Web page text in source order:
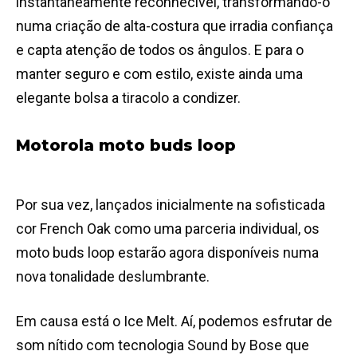
numa criação de alta-costura que irradia confiança
e capta atenção de todos os ângulos. E para o
manter seguro e com estilo, existe ainda uma
elegante bolsa a tiracolo a condizer.
Motorola moto buds loop
Por sua vez, lançados inicialmente na sofisticada
cor French Oak como uma parceria individual, os
moto buds loop estarão agora disponíveis numa
nova tonalidade deslumbrante.
Em causa está o Ice Melt. Aí, podemos esfrutar de
som nítido com tecnologia Sound by Bose que